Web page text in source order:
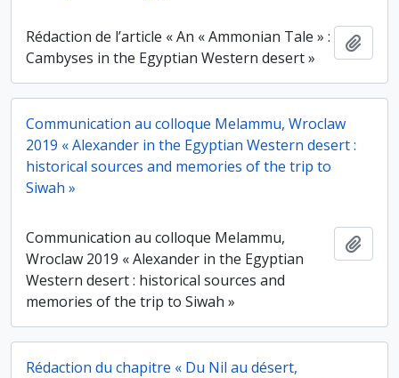
Rédaction de l’article « An « Ammonian Tale » :
Cambyses in the Egyptian Western desert »
Communication au colloque Melammu, Wroclaw
2019 « Alexander in the Egyptian Western desert :
historical sources and memories of the trip to
Siwah »
Communication au colloque Melammu,
Wroclaw 2019 « Alexander in the Egyptian
Western desert : historical sources and
memories of the trip to Siwah »
Rédaction du chapitre « Du Nil au désert,